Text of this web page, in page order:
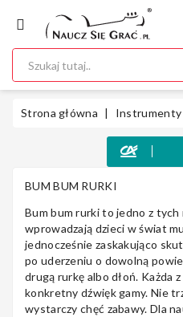
KATEGORIA
Ukulele
Instrumenty
Klawiszowe
Strona główna Instrumenty
BUM BUM RURKI
Bum bum rurki to jedno z tych
wprowadzają dzieci w świat
jednocześnie zaskakująco
po uderzeniu o dowolną
drugą rurkę albo dłoń. Każda
konkretny dźwięk gamy. Nie
wystarczy chęć zabawy. Dla